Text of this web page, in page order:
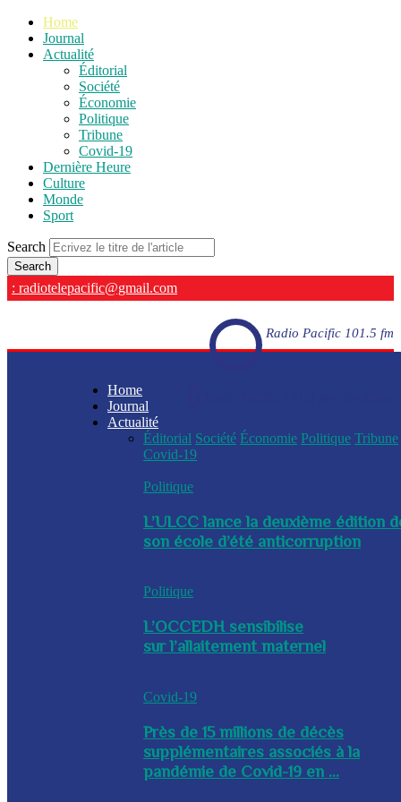
Home
Journal
Actualité
Éditorial
Société
Économie
Politique
Tribune
Covid-19
Dernière Heure
Culture
Monde
Sport
Search
: radiotelepacific@gmail.com
Radio Pacific 101.5 fm
Home
Journal
Actualité
Éditorial Société Économie Politique Tribune
Covid-19
Politique
L’ULCC lance la deuxième édition
son école d’été anticorruption
Politique
L’OCCEDH sensibilise
sur l’allaitement maternel
Covid-19
Près de 15 millions de décès
supplémentaires associés à la
pandémie de Covid-19 en ...